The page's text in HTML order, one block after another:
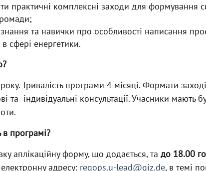
практичні комплексні заходи для формування
та навички про особливості написання
сфері енергетики.
Тривалість програми 4 місяці. Формати
та індивідуальні консультації. Учасники мають
в програмі?
аплікаційну форму, що додається, та до 18.00
електронну адресу: regops.u-lead@giz.de, в темі